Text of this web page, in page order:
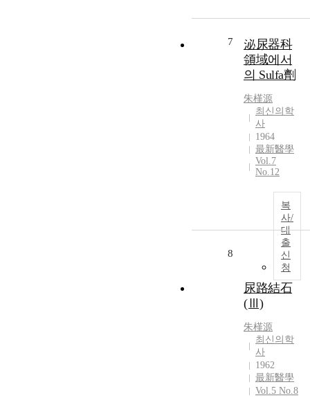
7
泌尿器科
領域에서
의 Sulfa劑
朱槿源
최신의학
사
1964
最新醫學
Vol.7
No.12
복
사/
대
출
신
청
8
尿路結石
(Ⅲ)
朱槿源
최신의학
사
1962
最新醫學
Vol.5 No.8